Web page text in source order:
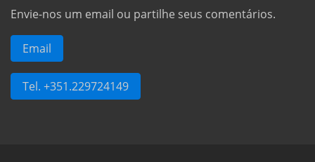
Envie-nos um email ou partilhe seus comentários.
Email
Tel. +351.229724149